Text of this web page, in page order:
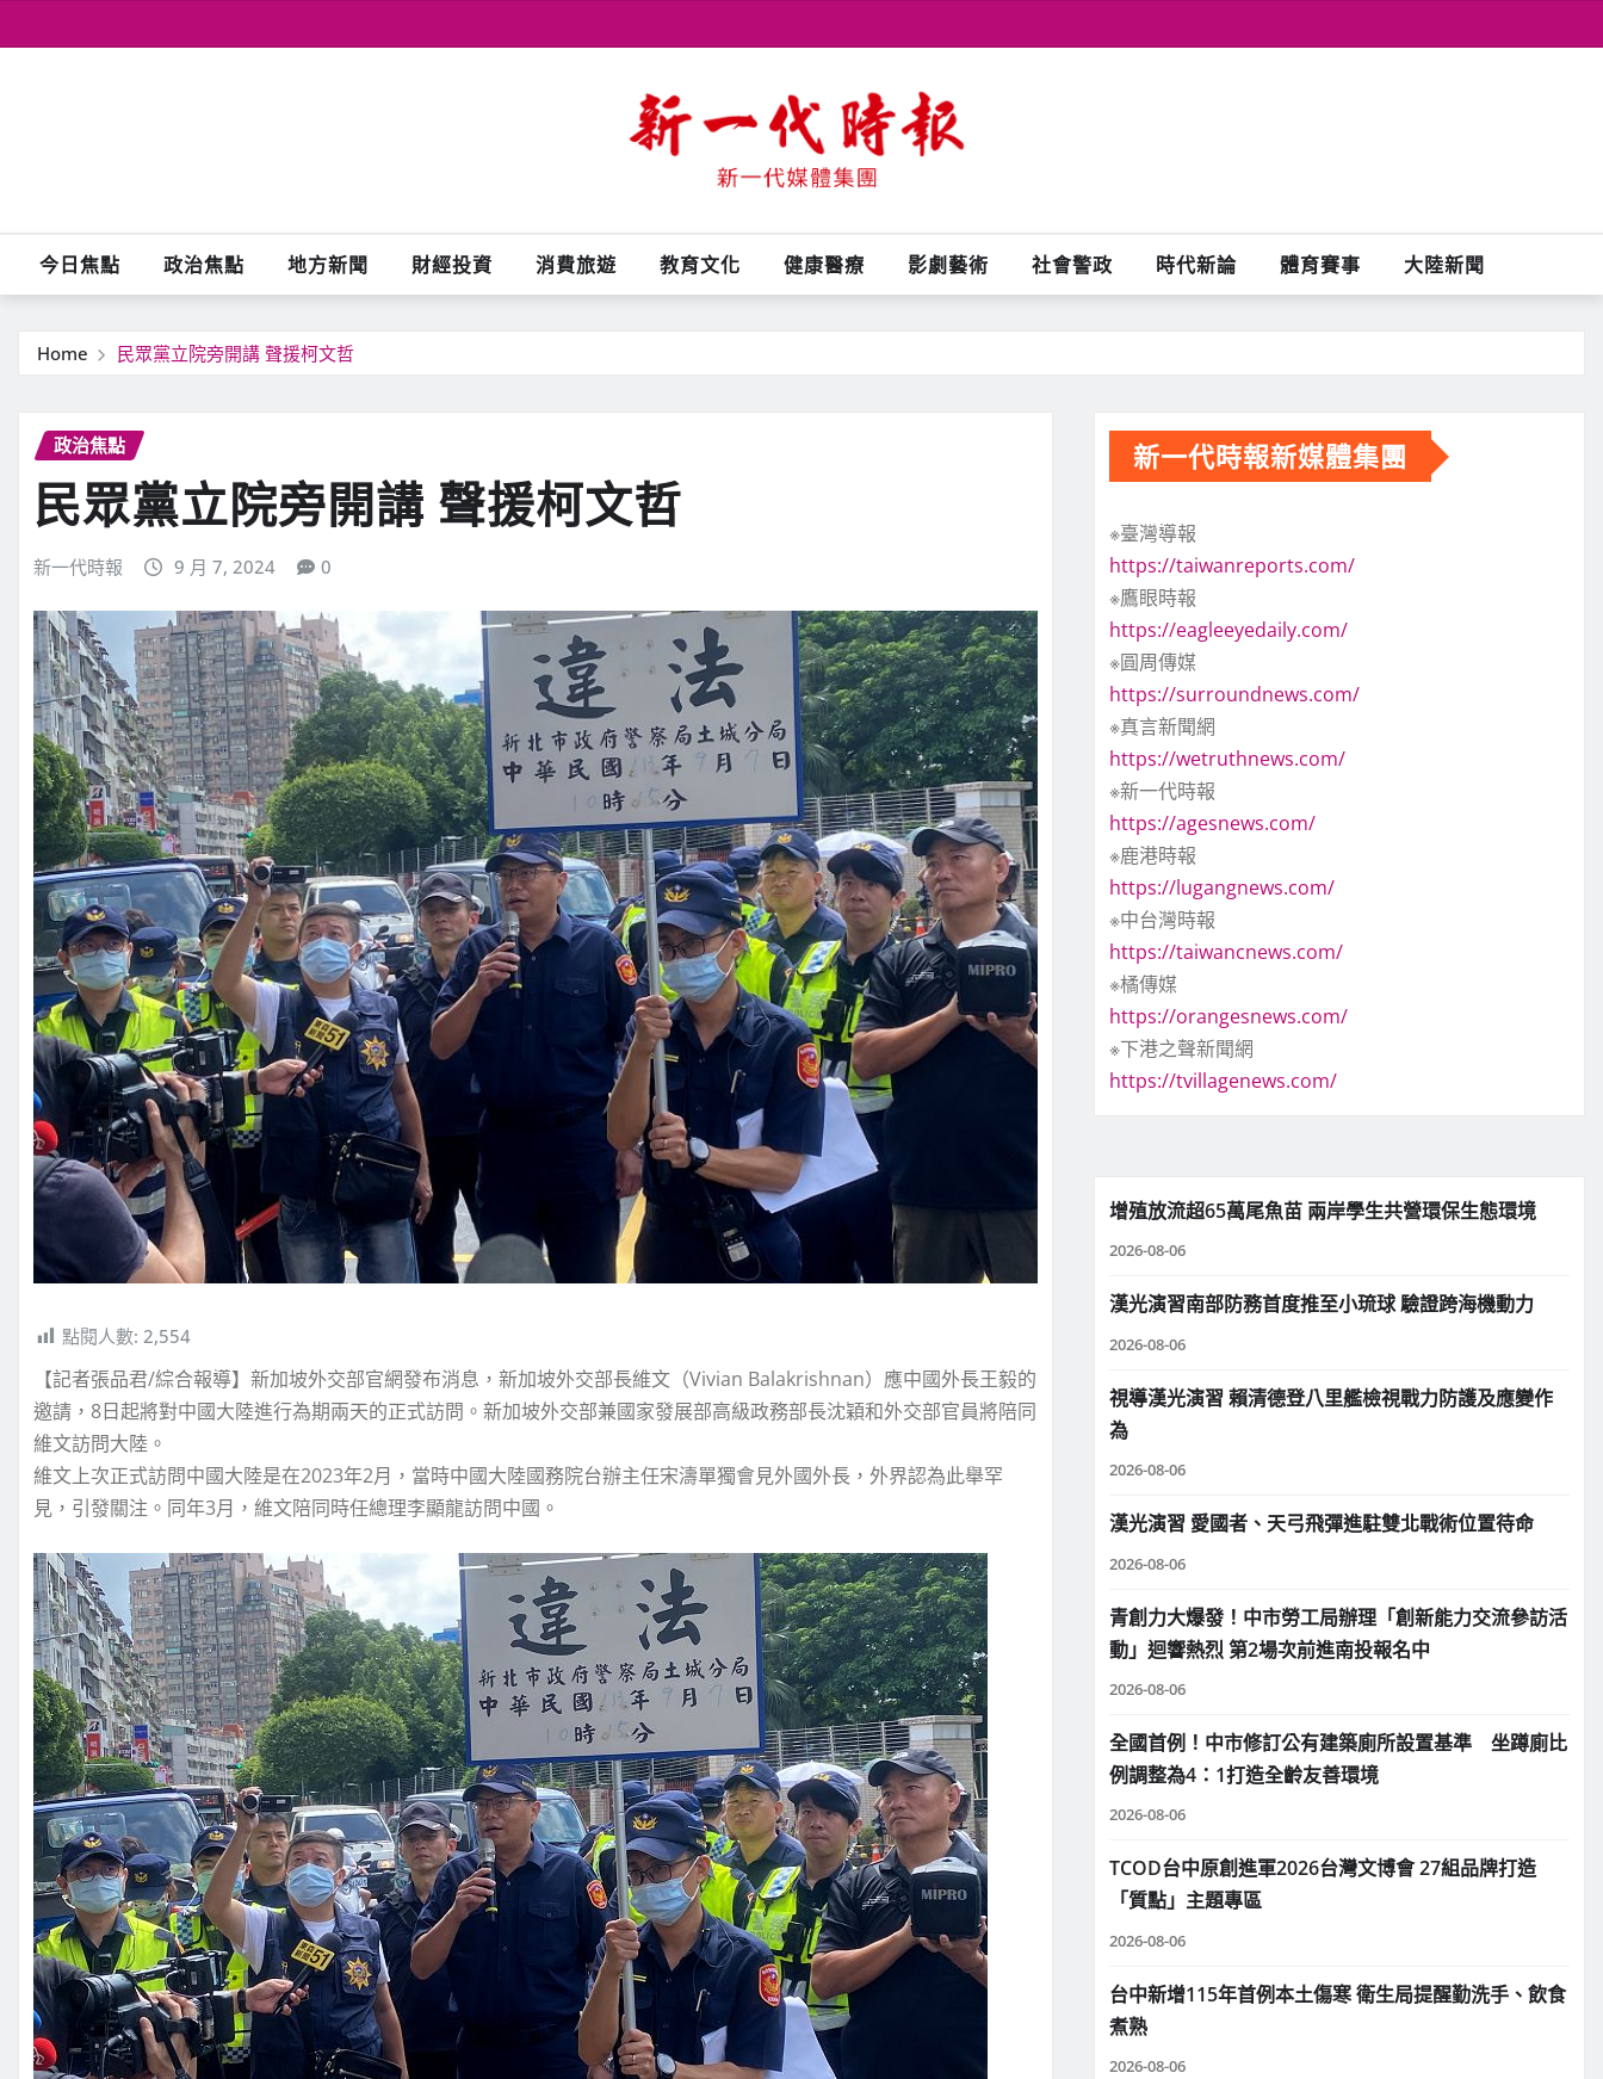
to
今日焦點 政治焦點 地方新聞 財經投資 消費旅遊 教育文化 健康醫療 影劇藝術 社會警政 時代新論 體育賽事 大陸新聞
Home 民眾黨立院旁開講 聲援柯文哲
政治焦點
民眾黨立院旁開講 聲援柯文哲
新一代時報 9 月 7, 2024 0
點閱人數: 2,554
【記者張品君/綜合報導】新加坡外交部官網發布消息，新加坡外交部長維文（Vivian Balakrishnan）應中國外長王毅的
邀請，8日起將對中國大陸進行為期兩天的正式訪問。新加坡外交部兼國家發展部高級政務部長沈穎和外交部官員將陪同
維文訪問大陸。
維文上次正式訪問中國大陸是在2023年2月，當時中國大陸國務院台辦主任宋濤單獨會見外國外長，外界認為此舉罕
見，引發關注。同年3月，維文陪同時任總理李顯龍訪問中國。
新一代時報新媒體集團
※臺灣導報
https://taiwanreports.com/
※鷹眼時報
https://eagleeyedaily.com/
※圓周傳媒
https://surroundnews.com/
※真言新聞網
https://wetruthnews.com/
※新一代時報
https://agesnews.com/
※鹿港時報
https://lugangnews.com/
※中台灣時報
https://taiwancnews.com/
※橘傳媒
https://orangesnews.com/
※下港之聲新聞網
https://tvillagenews.com/
增殖放流超65萬尾魚苗 兩岸學生共營環保生態環境
2026-08-06
漢光演習南部防務首度推至小琉球 驗證跨海機動力
2026-08-06
視導漢光演習 賴清德登八里艦檢視戰力防護及應變作
為
2026-08-06
漢光演習 愛國者、天弓飛彈進駐雙北戰術位置待命
2026-08-06
青創力大爆發！中市勞工局辦理「創新能力交流參訪活
動」迴響熱烈 第2場次前進南投報名中
2026-08-06
全國首例！中市修訂公有建築廁所設置基準 坐蹲廁比
例調整為4：1打造全齡友善環境
2026-08-06
TCOD台中原創進軍2026台灣文博會 27組品牌打造
「質點」主題專區
2026-08-06
台中新增115年首例本土傷寒 衛生局提醒勤洗手、飲食
煮熟
2026-08-06